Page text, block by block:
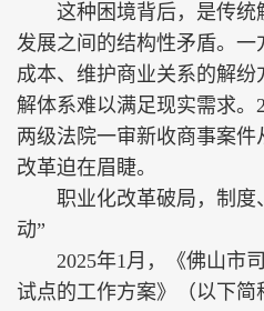
这种困境背后，是传统
发展之间的结构性矛盾。
成本、维护商业关系的解纷
解体系难以满足现实需求。
两级法院一审新收商事案件
改革迫在眉睫。
职业化改革破局，制度
动”
2025年1月，《佛山市司
试点的工作方案》（以下简